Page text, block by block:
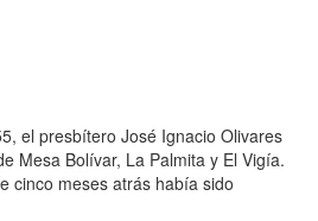
el presbítero José Ignacio Olivares
Mesa Bolívar, La Palmita y El Vigía.
cinco meses atrás había sido